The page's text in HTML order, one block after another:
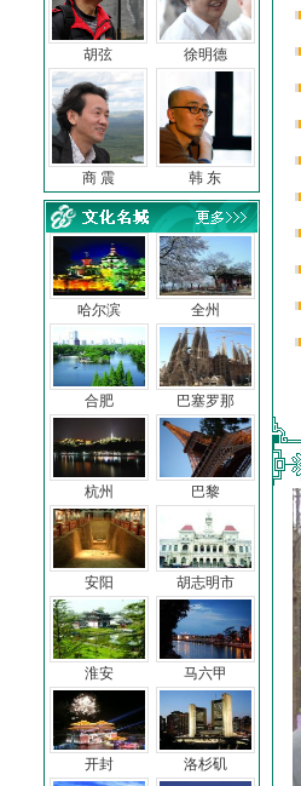
胡弦 徐明德
商 震 韩 东
哈尔滨
合肥
杭州
安阳
淮安
开封
全州
巴塞罗那
巴黎
胡志明市
马六甲
洛杉矶